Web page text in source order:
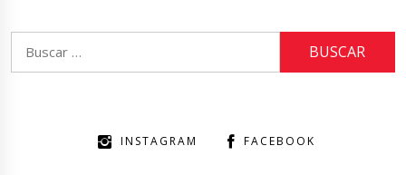
INSTAGRAM FACEBOOK